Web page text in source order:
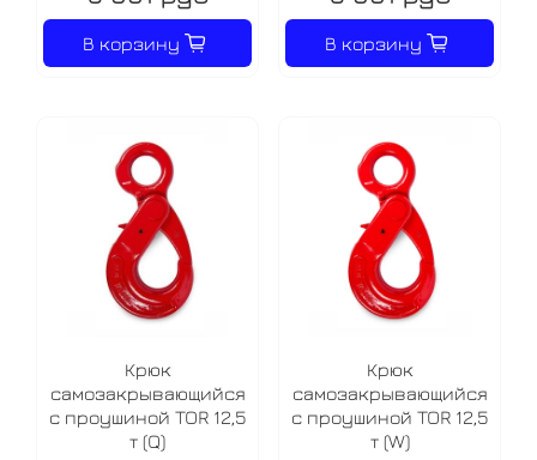
В корзину В корзину
Крюк
самозакрывающийся
с проушиной TOR 12,5
т (Q)
Крюк
самозакрывающийся
с проушиной TOR 12,5
т (W)